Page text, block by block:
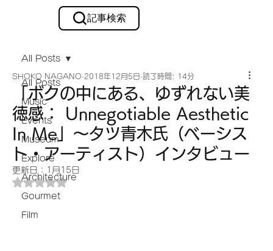
記事検索
All Posts
Music
Events
Museum
Explore
Architecture
Gourmet
Film
All Posts
「ボクの中にある、ゆずれない美
徳感： Unnegotiable Aesthetic
In Me」～タツ青木氏（ベーシス
ト・アーティスト）インタビュー
SHOKO NAGANO 2018年12月5日 読了時間: 14分
更新日： 1月15日
5つ星のうちNaNと評価されています。